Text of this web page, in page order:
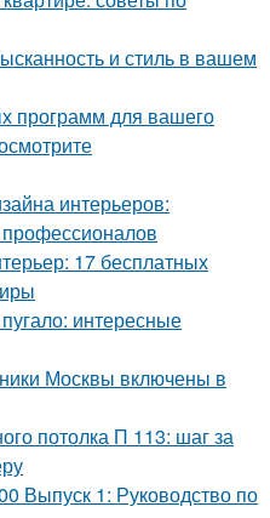
и стиль в вашем
программ для вашего
интерьеров:
17 бесплатных
интересные
Москвы включены в
потолка П 113: шаг за
Выпуск 1: Руководство по